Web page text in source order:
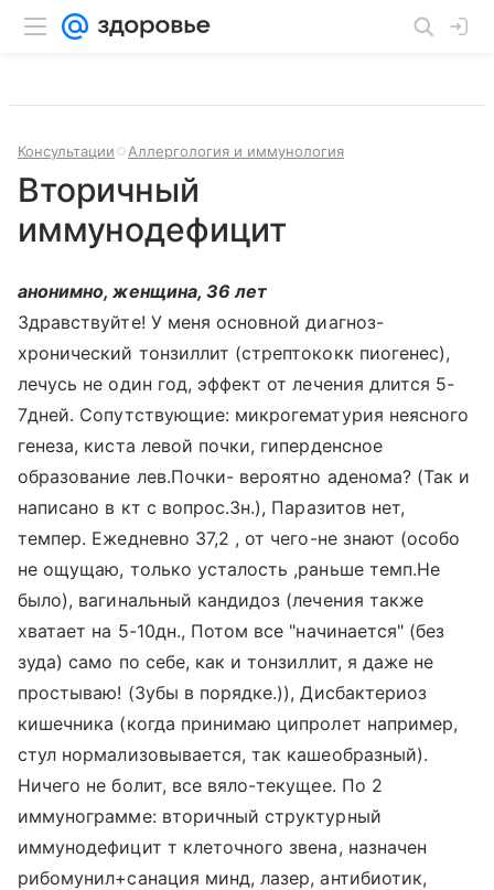
Консультации Аллергология и иммунология
Вторичный
иммунодефицит
анонимно, женщина, 36 лет
Здравствуйте! У меня основной диагноз-
хронический тонзиллит (стрептококк пиогенес),
лечусь не один год, эффект от лечения длится 5-
7дней. Сопутствующие: микрогематурия неясного
генеза, киста левой почки, гиперденсное
образование лев.Почки- вероятно аденома? (Так и
написано в кт с вопрос.Зн.), Паразитов нет,
темпер. Ежедневно 37,2 , от чего-не знают (особо
не ощущаю, только усталость ,раньше темп.Не
было), вагинальный кандидоз (лечения также
хватает на 5-10дн., Потом все "начинается" (без
зуда) само по себе, как и тонзиллит, я даже не
простываю! (Зубы в порядке.)), Дисбактериоз
кишечника (когда принимаю ципролет например,
стул нормализовывается, так кашеобразный).
Ничего не болит, все вяло-текущее. По 2
иммунограмме: вторичный структурный
иммунодефицит т клеточного звена, назначен
рибомунил+санация минд, лазер, антибиотик,